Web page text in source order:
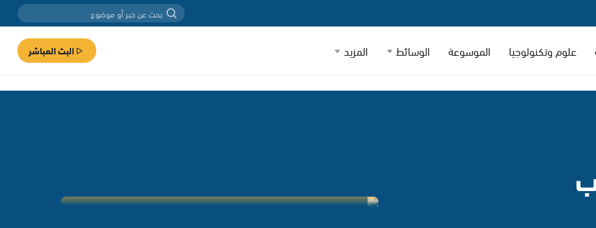
علوم وتكنولوجيا الموسوعة الوسائط المزيد البث المباشر